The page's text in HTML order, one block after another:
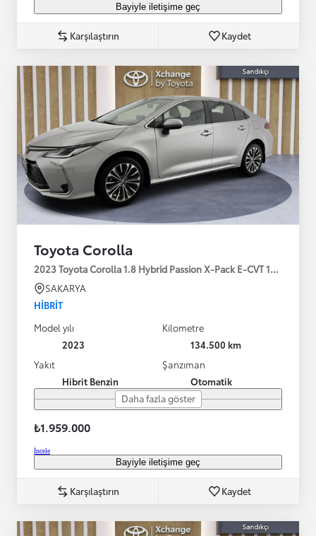
Bayiyle iletişime geç
Karşılaştırın Kaydet
Toyota Corolla
2023 Toyota Corolla 1.8 Hybrid Passion X-Pack E-CVT 140HP
SAKARYA
HIBRIT
Model yılı
2023
Kilometre
134.500 km
Yakıt
Hibrit Benzin
Şanzıman
Otomatik
Daha fazla göster
₺1.959.000
İncele
Bayiyle iletişime geç
Karşılaştırın Kaydet